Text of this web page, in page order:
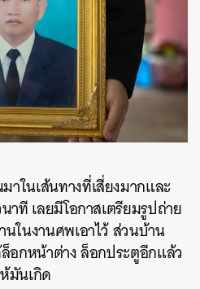
าในเส้นทางที่เสี่ยงมากและ
ที เลยมีโอกาสเตรียมรูปถ่าย
ในงานศพเอาไว้ ส่วนบ้าน
กหน้าต่าง ล็อกประตูอีกแล้ว
มันเกิด